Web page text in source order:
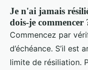
Je n'ai jamais
dois-je commencer
Commencez par
d’échéance. S’il est
limite de résiliation.